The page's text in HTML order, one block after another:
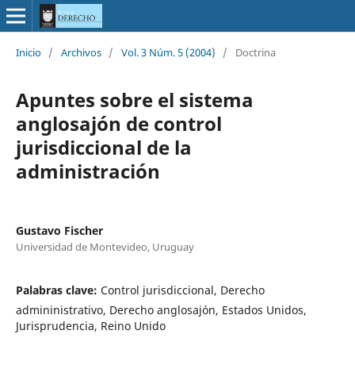
Inicio / Archivos / Vol. 3 Núm. 5 (2004) / Doctrina
Apuntes sobre el sistema
anglosajón de control
jurisdiccional de la
administración
Gustavo Fischer
Universidad de Montevideo, Uruguay
Palabras clave: Control jurisdiccional, Derecho
admininistrativo, Derecho anglosajón, Estados Unidos,
Jurisprudencia, Reino Unido